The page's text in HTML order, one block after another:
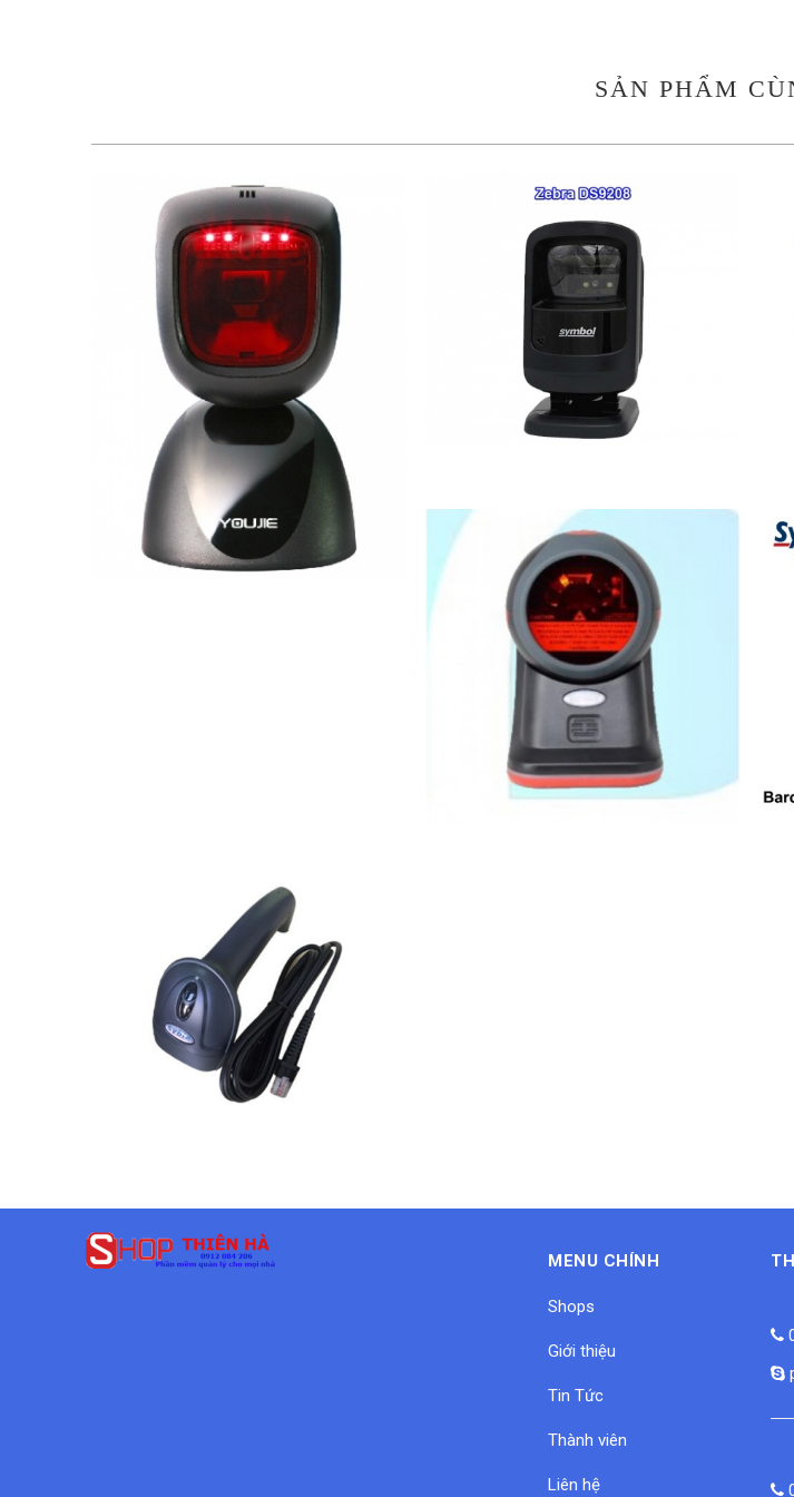
SẢN PHẨM
2.450.000 VND
3.800.000 VND
2.600.000 VND
1.600.000 VND
MENU CHÍNH
Shops
Giới thiệu
Tin Tức
Thành viên
Liên hệ